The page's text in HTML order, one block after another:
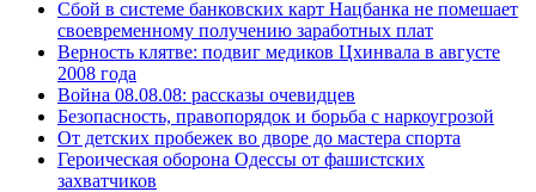
Сбой в системе банковских карт Нацбанка не помешает
своевременному получению заработных плат
Верность клятве: подвиг медиков Цхинвала в августе
2008 года
Война 08.08.08: рассказы очевидцев
Безопасность, правопорядок и борьба с наркоугрозой
От детских пробежек во дворе до мастера спорта
Героическая оборона Одессы от фашистских
захватчиков